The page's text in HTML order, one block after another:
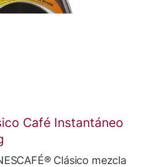
Café Instantáneo
Clásico mezcla